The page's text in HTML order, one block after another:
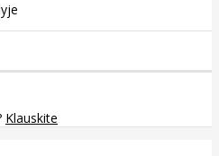
Klauskite